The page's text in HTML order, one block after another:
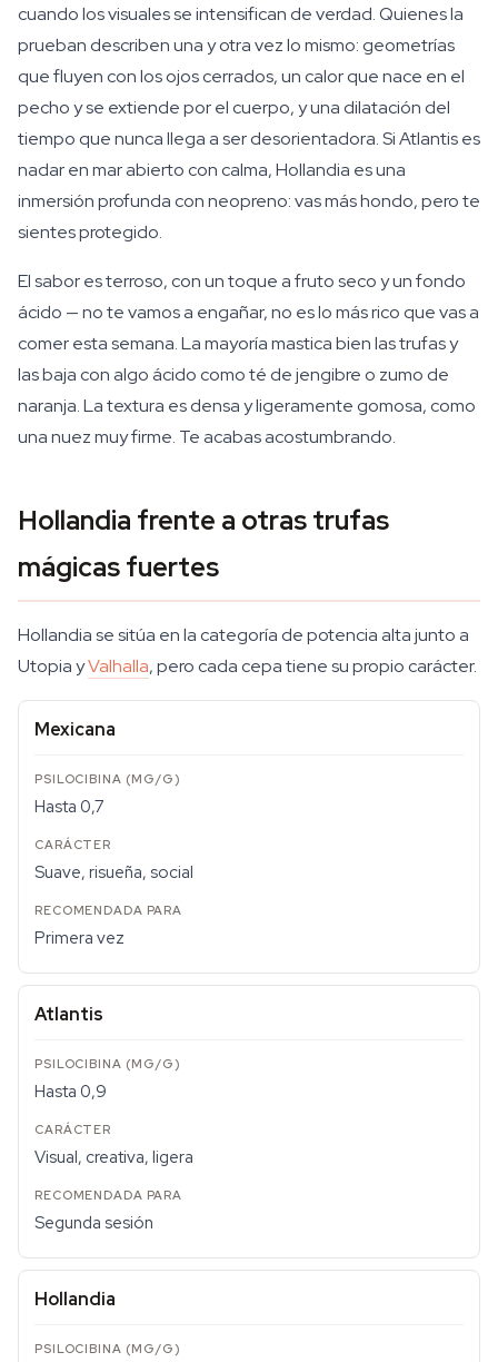
cuando los visuales se intensifican de verdad. Quienes la
prueban describen una y otra vez lo mismo: geometrías
que fluyen con los ojos cerrados, un calor que nace en el
pecho y se extiende por el cuerpo, y una dilatación del
tiempo que nunca llega a ser desorientadora. Si Atlantis es
nadar en mar abierto con calma, Hollandia es una
inmersión profunda con neopreno: vas más hondo, pero te
sientes protegido.
El sabor es terroso, con un toque a fruto seco y un fondo
ácido — no te vamos a engañar, no es lo más rico que vas a
comer esta semana. La mayoría mastica bien las trufas y
las baja con algo ácido como té de jengibre o zumo de
naranja. La textura es densa y ligeramente gomosa, como
una nuez muy firme. Te acabas acostumbrando.
Hollandia frente a otras trufas
mágicas fuertes
Hollandia se sitúa en la categoría de potencia alta junto a
Utopia yValhalla, pero cada cepa tiene su propio carácter.
Mexicana
Hasta 0,7
Suave, risueña, social
Primera vez
Atlantis
Hasta 0,9
Visual, creativa, ligera
Segunda sesión
Hollandia